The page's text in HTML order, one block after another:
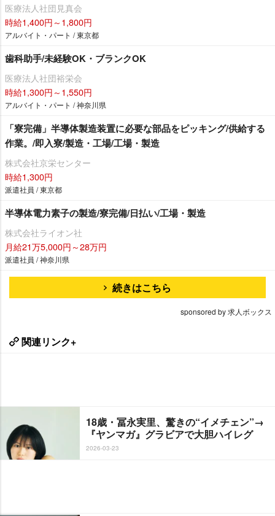
医療法人社団見真会
時給1,400円～1,800円
アルバイト・パート / 東京都
歯科助手/未経験OK・ブランクOK
医療法人社団裕栄会
時給1,300円～1,550円
アルバイト・パート / 神奈川県
「寮完備」半導体製造装置に必要な部品をピッキング/供給する
作業。/即入寮/製造・工場/工場・製造
株式会社京栄センター
時給1,300円
派遣社員 / 東京都
半導体電力素子の製造/寮完備/日払い/工場・製造
株式会社ライオン社
月給21万5,000円～28万円
派遣社員 / 神奈川県
続きはこちら
sponsored by 求人ボックス
関連リンク+
18歳・冨永実里、驚きの“イメチェン”→
『ヤンマガ』グラビアで大胆ハイレグ
2026-03-23